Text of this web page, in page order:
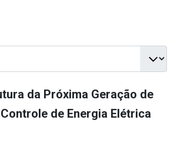
da Próxima Geração de
de Energia Elétrica